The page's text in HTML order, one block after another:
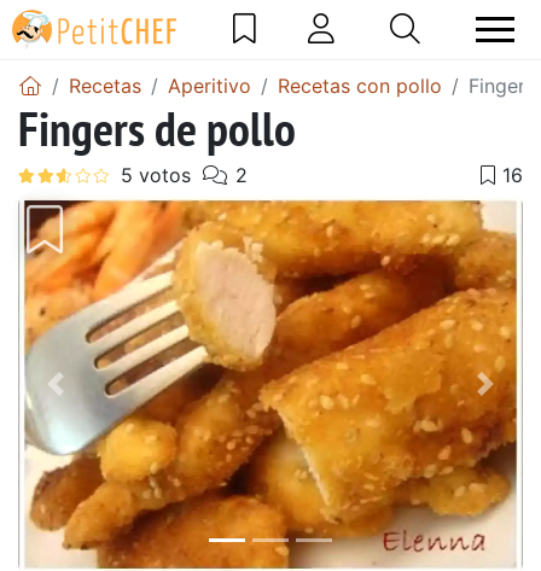
Recetas Aperitivo Recetas con pollo
Fingers de pollo
Anterior